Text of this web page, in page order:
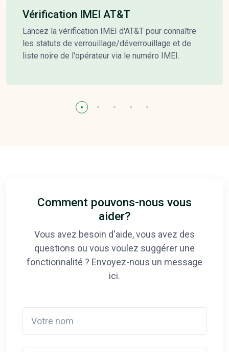
Vérification IMEI AT&T
Lancez la vérification IMEI d'AT&T pour connaître
les statuts de verrouillage/déverrouillage et de
liste noire de l'opérateur via le numéro IMEI.
Comment pouvons-nous vous
aider?
Vous avez besoin d'aide, vous avez des
questions ou vous voulez suggérer une
fonctionnalité ? Envoyez-nous un message
ici.